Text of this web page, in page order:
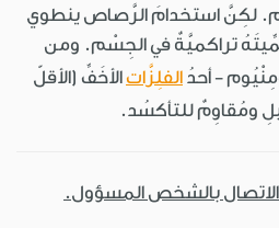
لكِنَّ استخدامَ الرَّصاص ينطوي
تراكميَّةٌ في الجِسْم. ومن
- أحدُ الفلِزَّاتالأخَفِّ (الأقلّ
ومُقاوِمٌ للتأكسُد.
الاتصال بالشخص المسؤول.